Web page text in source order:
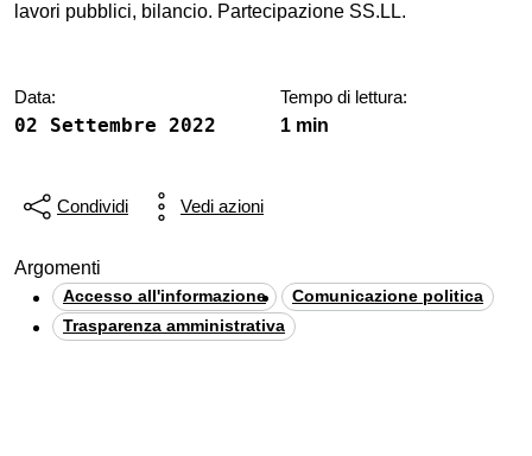
lavori pubblici, bilancio. Partecipazione SS.LL.
Data:
02 Settembre 2022
Tempo di lettura:
1 min
Condividi Vedi azioni
Argomenti
Accesso all'informazione
Comunicazione politica
Trasparenza amministrativa